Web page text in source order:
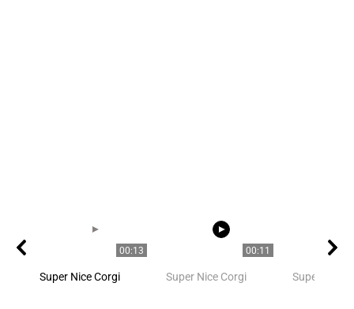
00:13
Super Nice Corgi
00:11
Super Nice Corgi Super Nice